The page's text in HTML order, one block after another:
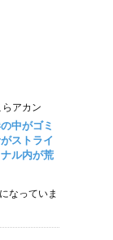
らアカン
中がゴミ
ストライ
ル内が荒
なっていま